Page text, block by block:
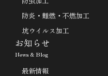
防炎・難燃・不燃加工
坑ウイルス加工
お知らせ
News & Blog
最新情報